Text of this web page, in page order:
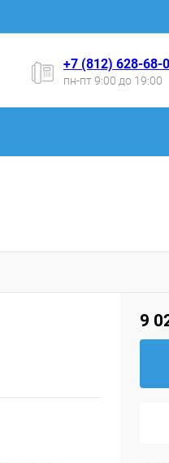
+7 (812) 628-68-
пн-пт 9:00 до 19:00
9